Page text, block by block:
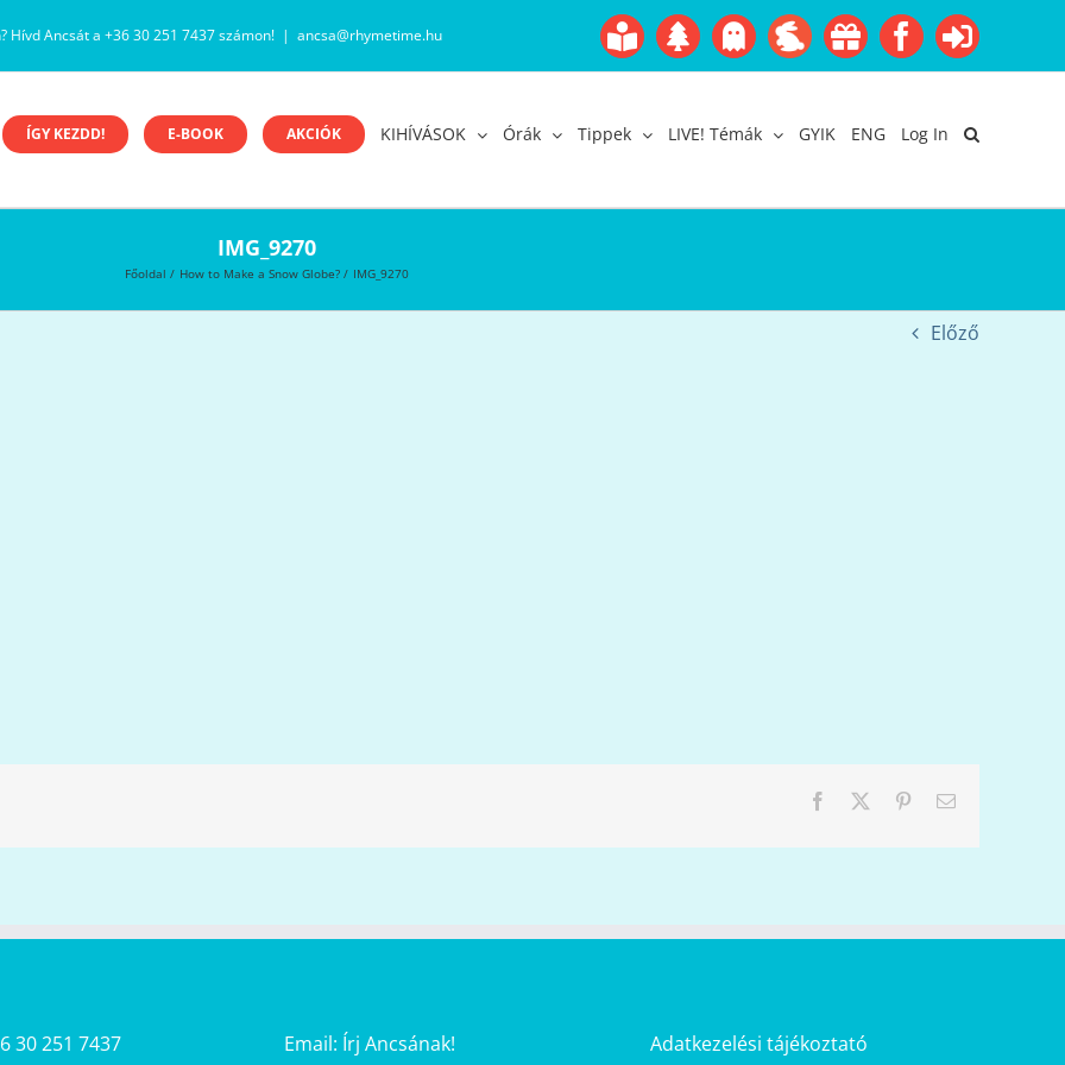
Hívd Ancsát a +36 30 251 7437 számon! | ancsa@rhymetime.hu
Boofairy
Gyerekangol
AdventHalloween
EasterAkcióFacebook
Login
ÍGY KEZDD! E-BOOK AKCIÓK KIHÍVÁSOK Órák Tippek LIVE! Témák GYIK ENG Log In
IMG_9270
Főoldal How to Make a Snow Globe? IMG_9270
Előző
Facebook PinterestEmail:
30 251 7437 Email: Írj Ancsának! Adatkezelési tájékoztató